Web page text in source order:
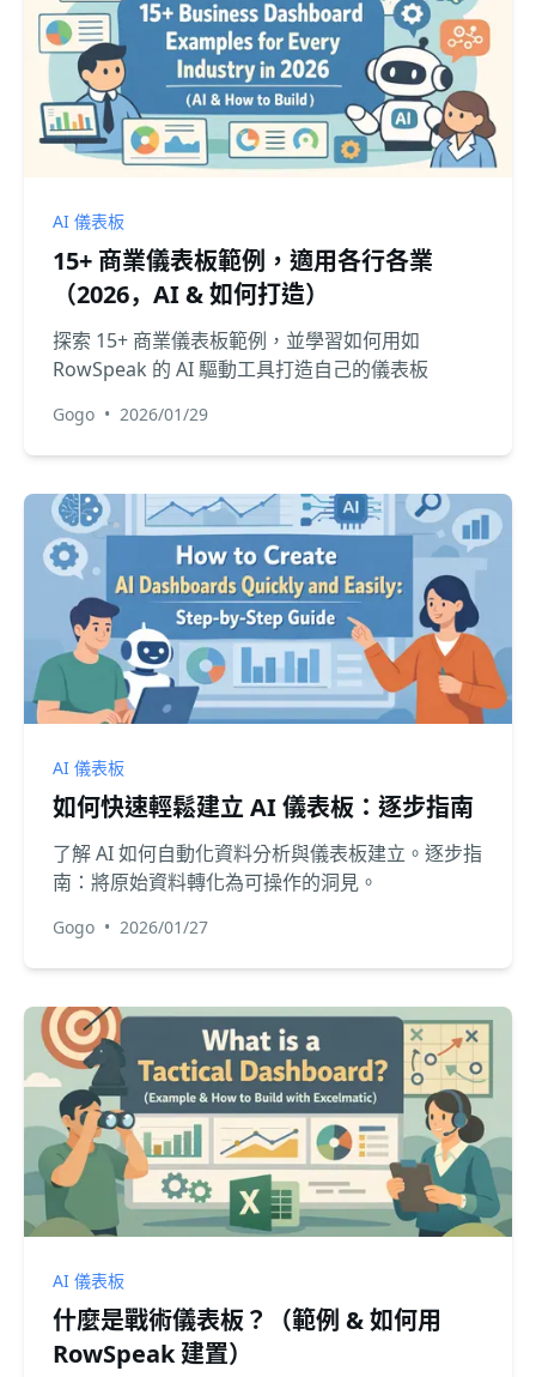
AI 儀表板
15+ 商業儀表板範例，適用各行各業
（2026，AI & 如何打造）
探索 15+ 商業儀表板範例，並學習如何用如
RowSpeak 的 AI 驅動工具打造自己的儀表板
Gogo • 2026/01/29
AI 儀表板
如何快速輕鬆建立 AI 儀表板：逐步指南
了解 AI 如何自動化資料分析與儀表板建立。逐步指
南：將原始資料轉化為可操作的洞見。
Gogo • 2026/01/27
AI 儀表板
什麼是戰術儀表板？（範例 & 如何用
RowSpeak 建置）